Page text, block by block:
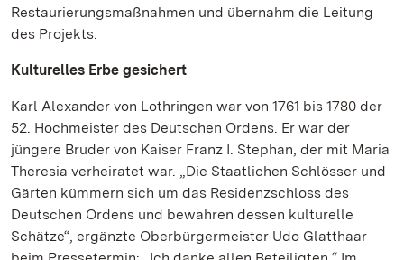
Restaurierungsmaßnahmen und übernahm die Leitung
des Projekts.
Kulturelles Erbe gesichert
Karl Alexander von Lothringen war von 1761 bis 1780 der
52. Hochmeister des Deutschen Ordens. Er war der
jüngere Bruder von Kaiser Franz I. Stephan, der mit Maria
Theresia verheiratet war. „Die Staatlichen Schlösser und
Gärten kümmern sich um das Residenzschloss des
Deutschen Ordens und bewahren dessen kulturelle
Schätze“, ergänzte Oberbürgermeister Udo Glatthaar